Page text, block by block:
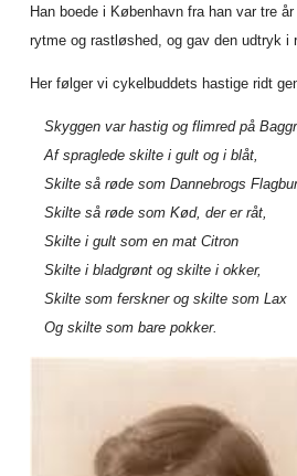
Han boede i København fra han var tre
rytme og rastløshed, og gav den udtryk i
Her følger vi cykelbuddets hastige ridt
Skyggen var hastig og flimred på
Af spraglede skilte i gult og i blåt,
Skilte så røde som Dannebrogs
Skilte så røde som Kød, der er råt,
Skilte i gult som en mat Citron
Skilte i bladgrønt og skilte i okker,
Skilte som ferskner og skilte som Lax
Og skilte som bare pokker.